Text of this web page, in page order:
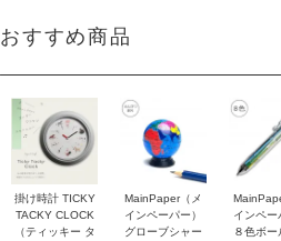
おすすめ商品
掛け時計 TICKY
TACKY CLOCK
（ティッキー タ
MainPaper（メ
インペーパー）
グローブシャー
インペー
８色ボー